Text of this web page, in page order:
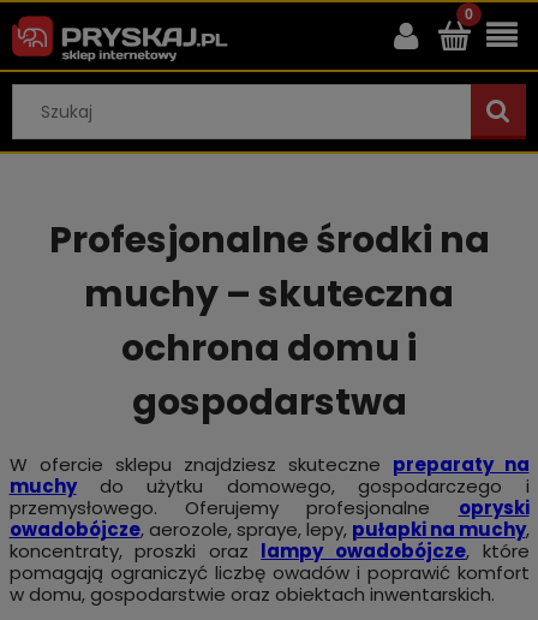
Profesjonalne środki na
muchy – skuteczna
ochrona domu i
gospodarstwa
W ofercie sklepu znajdziesz skuteczne preparaty na
muchydo użytku domowego, gospodarczego i
przemysłowego. Oferujemy profesjonalne opryski
owadobójcze, aerozole, spraye, lepy, pułapki na muchy,
koncentraty, proszki oraz lampy owadobójcze, które
pomagają ograniczyć liczbę owadów i poprawić komfort
w domu, gospodarstwie oraz obiektach inwentarskich.